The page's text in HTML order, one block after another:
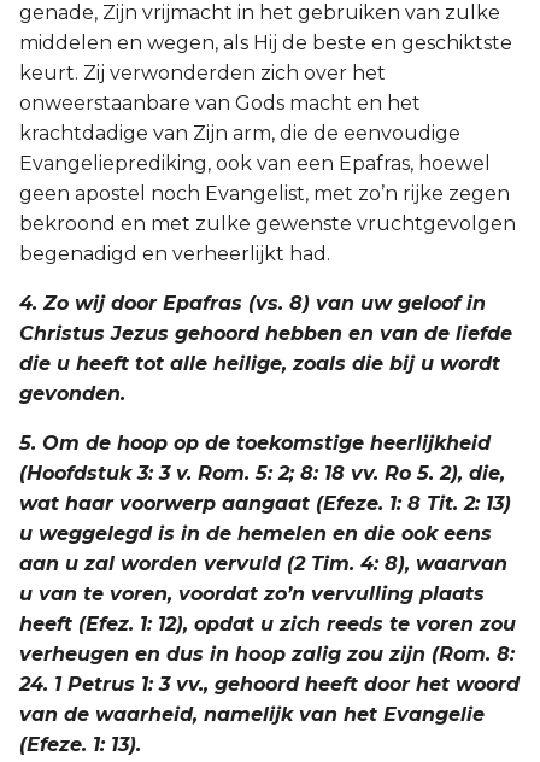
genade, Zijn vrijmacht in het gebruiken van zulke
middelen en wegen, als Hij de beste en geschiktste
keurt. Zij verwonderden zich over het
onweerstaanbare van Gods macht en het
krachtdadige van Zijn arm, die de eenvoudige
Evangelieprediking, ook van een Epafras, hoewel
geen apostel noch Evangelist, met zo’n rijke zegen
bekroond en met zulke gewenste vruchtgevolgen
begenadigd en verheerlijkt had.
4. Zo wij door Epafras (vs. 8) van uw geloof in
Christus Jezus gehoord hebben en van de liefde
die u heeft tot alle heilige, zoals die bij u wordt
gevonden.
5. Om de hoop op de toekomstige heerlijkheid
(Hoofdstuk 3: 3 v. Rom. 5: 2; 8: 18 vv. Ro 5. 2), die,
wat haar voorwerp aangaat (Efeze. 1: 8 Tit. 2: 13)
u weggelegd is in de hemelen en die ook eens
aan u zal worden vervuld (2 Tim. 4: 8), waarvan
u van te voren, voordat zo’n vervulling plaats
heeft (Efez. 1: 12), opdat u zich reeds te voren zou
verheugen en dus in hoop zalig zou zijn (Rom. 8:
24. 1 Petrus 1: 3 vv., gehoord heeft door het woord
van de waarheid, namelijk van het Evangelie
(Efeze. 1: 13).